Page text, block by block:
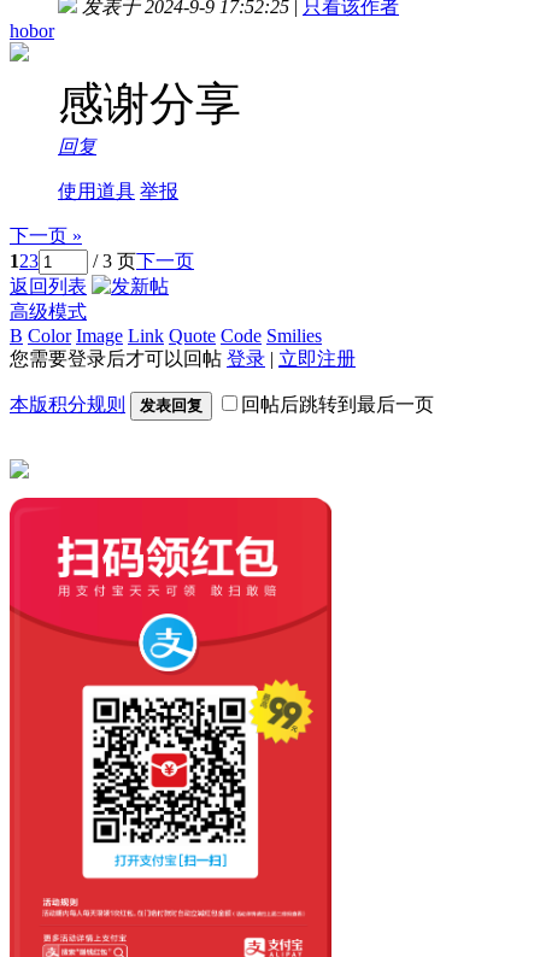
hobor
发表于 2024-9-9 17:52:25 | 只看该作者
感谢分享
回复
使用道具 举报
下一页 »
123 / 3 页下一页
返回列表
高级模式
B Color Image Link Quote Code Smilies
您需要登录后才可以回帖 登录 | 立即注册
本版积分规则 发表回复 回帖后跳转到最后一页